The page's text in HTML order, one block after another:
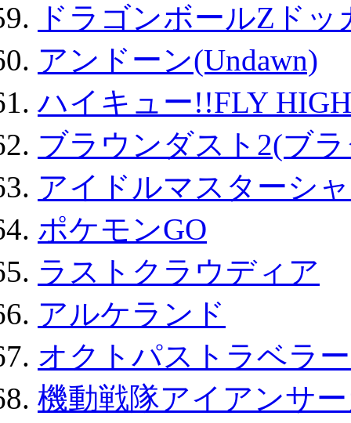
ドラゴンボールZド
アンドーン(Undawn)
ハイキュー!!FLY HIGH
ブラウンダスト2(ブ
アイドルマスターシ
ポケモンGO
ラストクラウディア
アルケランド
オクトパストラベラ
機動戦隊アイアンサ